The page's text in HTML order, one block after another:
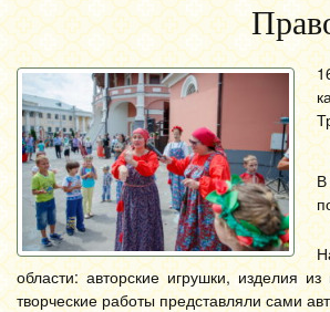
области: авторские игрушки, изделия
творческие работы представляли сами